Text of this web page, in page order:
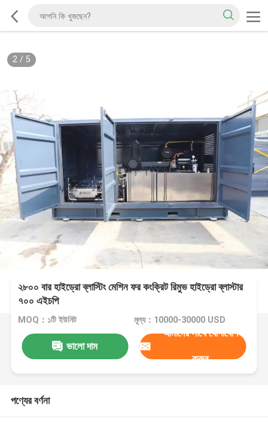
2/ 5
২৮০০ বার হাইড্রো ব্লাস্টিং মেশিন ফর কংক্রিট রিমুভ হাইড্রো ব্লাস্টার
৭০০ এইচপি
MOQ：১টি ইউনিট মূল্য：10000-30000 USD
ভালো দাম
আমাদের সাথে যোগাযোগ
করুন
পণ্যের বর্ণনা